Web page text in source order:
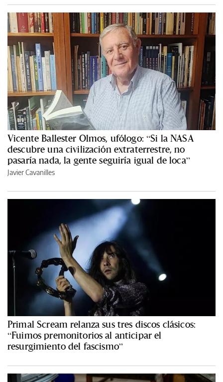
Vicente Ballester Olmos, ufólogo: “Si la NASA
descubre una civilización extraterrestre, no
pasaría nada, la gente seguiría igual de loca”
Javier Cavanilles
Primal Scream relanza sus tres discos clásicos:
“Fuimos premonitorios al anticipar el
resurgimiento del fascismo”